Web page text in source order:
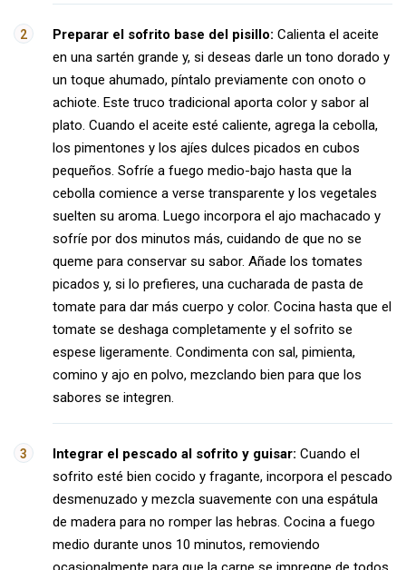
Preparar el sofrito base del pisillo: Calienta el aceite
en una sartén grande y, si deseas darle un tono dorado y
un toque ahumado, píntalo previamente con onoto o
achiote. Este truco tradicional aporta color y sabor al
plato. Cuando el aceite esté caliente, agrega la cebolla,
los pimentones y los ajíes dulces picados en cubos
pequeños. Sofríe a fuego medio-bajo hasta que la
cebolla comience a verse transparente y los vegetales
suelten su aroma. Luego incorpora el ajo machacado y
sofríe por dos minutos más, cuidando de que no se
queme para conservar su sabor. Añade los tomates
picados y, si lo prefieres, una cucharada de pasta de
tomate para dar más cuerpo y color. Cocina hasta que el
tomate se deshaga completamente y el sofrito se
espese ligeramente. Condimenta con sal, pimienta,
comino y ajo en polvo, mezclando bien para que los
sabores se integren.
Integrar el pescado al sofrito y guisar: Cuando el
sofrito esté bien cocido y fragante, incorpora el pescado
desmenuzado y mezcla suavemente con una espátula
de madera para no romper las hebras. Cocina a fuego
medio durante unos 10 minutos, removiendo